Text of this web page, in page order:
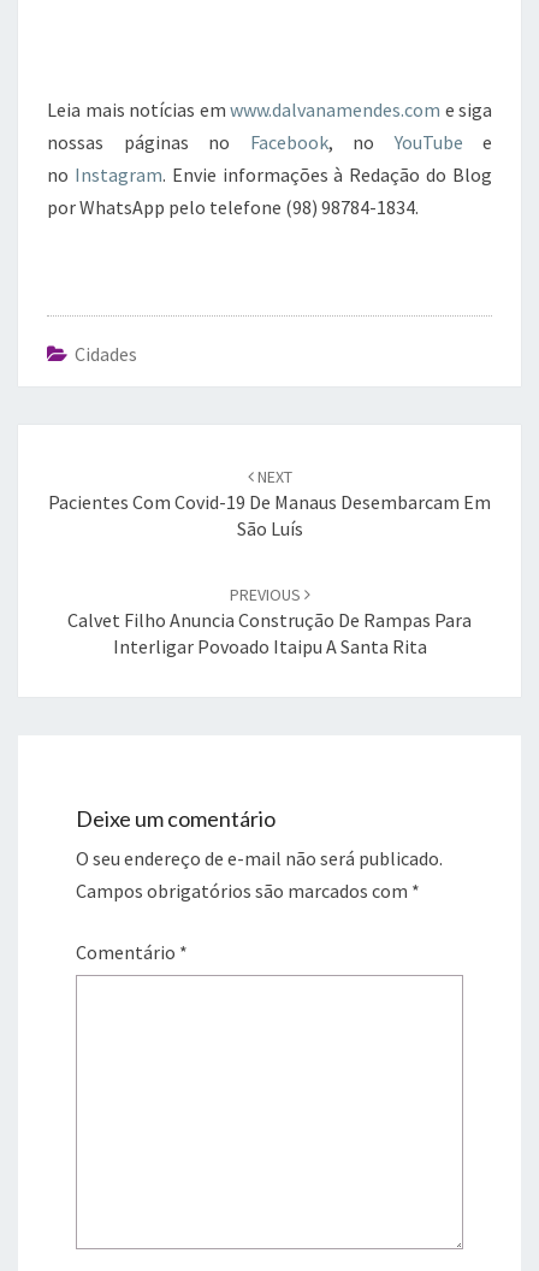
Leia mais notícias em www.dalvanamendes.com e siga
nossas páginas no Facebook, noYouTube e
no Instagram. Envie informações à Redação do Blog
por WhatsApp pelo telefone (98) 98784-1834.
Cidades
NEXT
Pacientes Com Covid-19 De Manaus Desembarcam Em
São Luís
PREVIOUS
Calvet Filho Anuncia Construção De Rampas Para
Interligar Povoado Itaipu A Santa Rita
Deixe um comentário
O seu endereço de e-mail não será publicado.
Campos obrigatórios são marcados com *
Comentário *